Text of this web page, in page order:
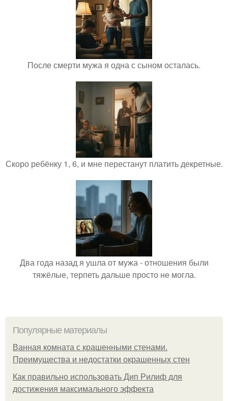
После смерти мужа я одна с сыном осталась.
Скоро ребёнку 1, 6, и мне перестанут платить декретные.
Два года назад я ушла от мужа - отношения были
тяжёлые, терпеть дальше просто не могла.
Популярные материалы
Ванная комната с крашенными стенами.
Преимущества и недостатки окрашенных стен
Как правильно использовать Дип Рилиф для
достижения максимального эффекта